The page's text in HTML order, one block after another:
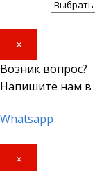
×
Возник вопрос?
Напишите нам в
Whatsapp
×